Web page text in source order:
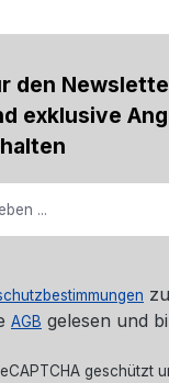
den
exklusive
AGB gelesen und
geschützt